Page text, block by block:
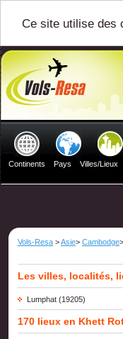
Ce site utilise des
Continents Pays Villes/Lieux
Vols-Resa >Asie> Cambodge
Les villes, localités,
Lumphat (19205)
170 lieux en Khett